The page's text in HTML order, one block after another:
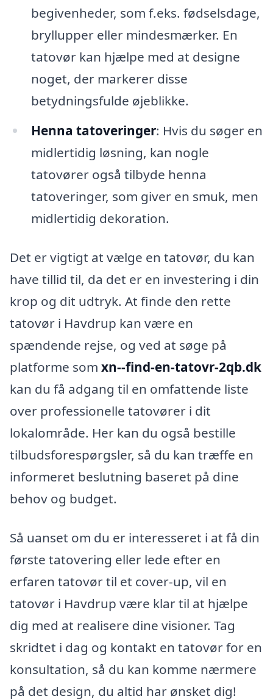
begivenheder, som f.eks. fødselsdage,
bryllupper eller mindesmærker. En
tatovør kan hjælpe med at designe
noget, der markerer disse
betydningsfulde øjeblikke.
Henna tatoveringer: Hvis du søger en
midlertidig løsning, kan nogle
tatovører også tilbyde henna
tatoveringer, som giver en smuk, men
midlertidig dekoration.
Det er vigtigt at vælge en tatovør, du kan
have tillid til, da det er en investering i din
krop og dit udtryk. At finde den rette
tatovør i Havdrup kan være en
spændende rejse, og ved at søge på
platforme som xn--find-en-tatovr-2qb.dk
kan du få adgang til en omfattende liste
over professionelle tatovører i dit
lokalområde. Her kan du også bestille
tilbudsforespørgsler, så du kan træffe en
informeret beslutning baseret på dine
behov og budget.
Så uanset om du er interesseret i at få din
første tatovering eller lede efter en
erfaren tatovør til et cover-up, vil en
tatovør i Havdrup være klar til at hjælpe
dig med at realisere dine visioner. Tag
skridtet i dag og kontakt en tatovør for en
konsultation, så du kan komme nærmere
på det design, du altid har ønsket dig!